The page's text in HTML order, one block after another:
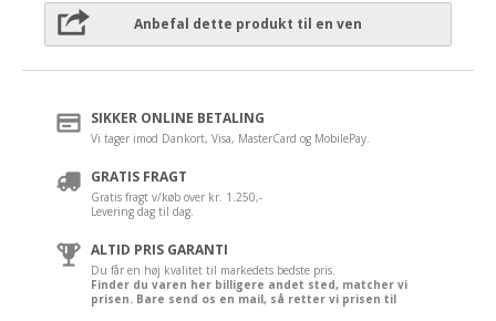
Anbefal dette produkt til en ven
SIKKER ONLINE BETALING
Vi tager imod Dankort, Visa, MasterCard og MobilePay.
GRATIS FRAGT
Gratis fragt v/køb over kr. 1.250,-
Levering dag til dag.
ALTID PRIS GARANTI
Du får en høj kvalitet til markedets bedste pris.
Finder du varen her billigere andet sted, matcher vi
prisen. Bare send os en mail, så retter vi prisen til